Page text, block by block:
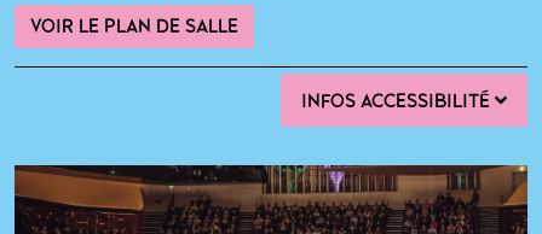
VOIR LE PLAN DE SALLE
INFOS ACCESSIBILITÉ